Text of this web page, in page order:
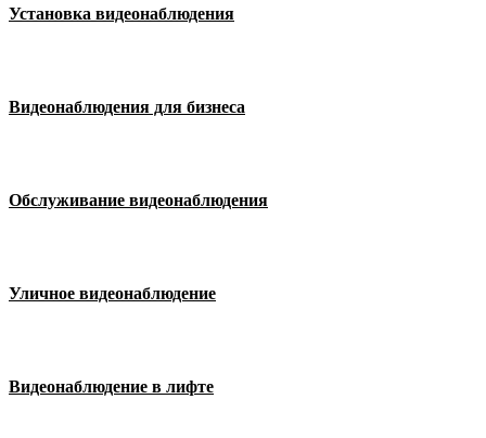
Установка видеонаблюдения
Видеонаблюдения для бизнеса
Обслуживание видеонаблюдения
Уличное видеонаблюдение
Видеонаблюдение в лифте